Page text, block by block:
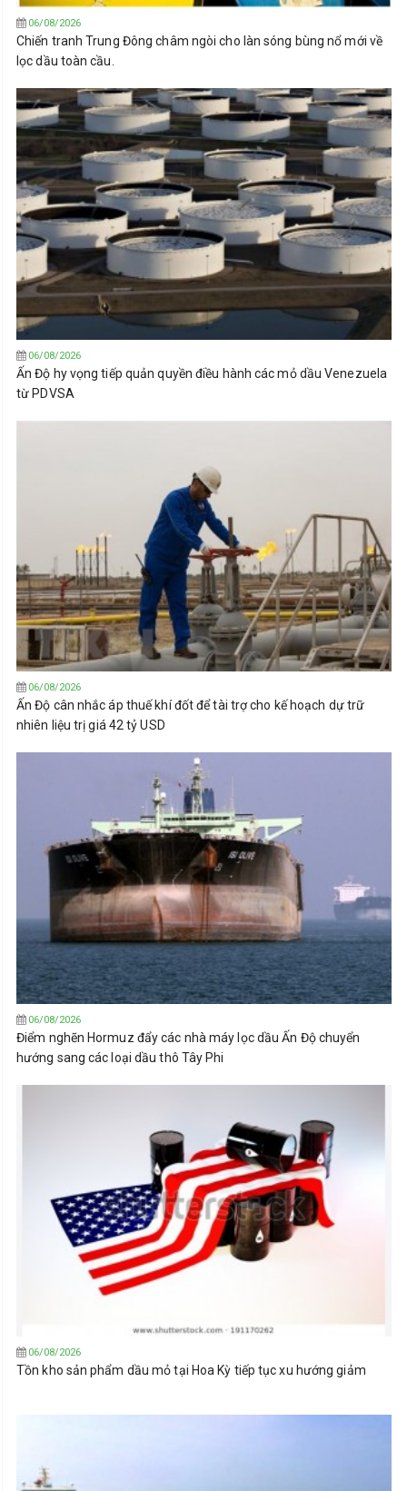
06/08/2026
Chiến tranh Trung Đông châm ngòi cho làn sóng bùng nổ mới về
lọc dầu toàn cầu.
06/08/2026
Ấn Độ hy vọng tiếp quản quyền điều hành các mỏ dầu Venezuela
từ PDVSA
06/08/2026
Ấn Độ cân nhắc áp thuế khí đốt để tài trợ cho kế hoạch dự trữ
nhiên liệu trị giá 42 tỷ USD
06/08/2026
Điểm nghẽn Hormuz đẩy các nhà máy lọc dầu Ấn Độ chuyển
hướng sang các loại dầu thô Tây Phi
06/08/2026
Tồn kho sản phẩm dầu mỏ tại Hoa Kỳ tiếp tục xu hướng giảm